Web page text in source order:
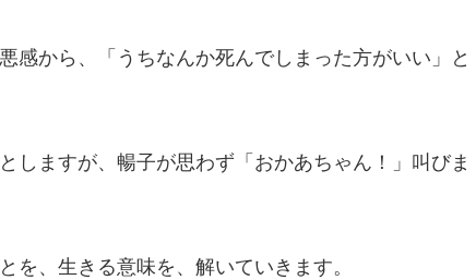
感から、「うちなんか死んでしまった方がいい」と
しますが、暢子が思わず「おかあちゃん！」叫びま
を、生きる意味を、解いていきます。